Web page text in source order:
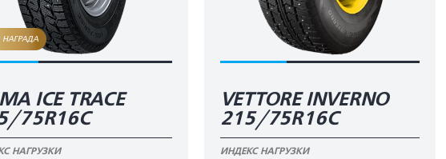
НАГРАДА
ICE TRACE
75R16C
НАГРУЗКИ
VETTORE INVERNO
215/75R16C
ИНДЕКС НАГРУЗКИ